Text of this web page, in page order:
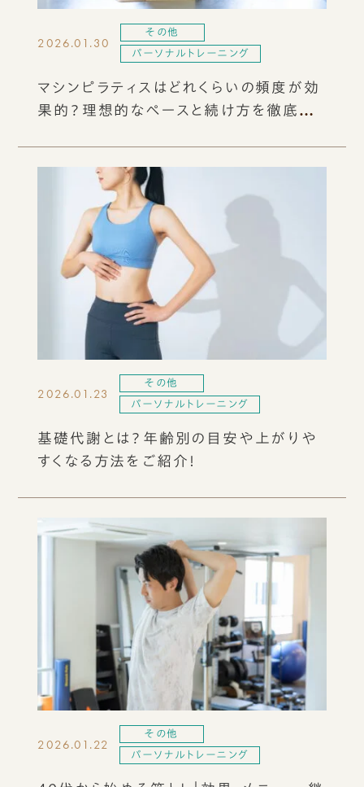
2026.01.30
その他
パーソナルトレーニング
マシンピラティスはどれくらいの頻度が効
果的？理想的なペースと続け方を徹底解
2026.01.23
その他
パーソナルトレーニング
基礎代謝とは？年齢別の目安や上がりや
すくなる方法をご紹介！
2026.01.22
その他
パーソナルトレーニング